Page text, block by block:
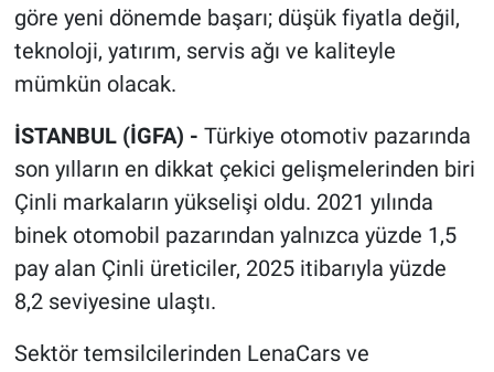
göre yeni dönemde başarı; düşük fiyatla değil,
teknoloji, yatırım, servis ağı ve kaliteyle
mümkün olacak.
İSTANBUL (İGFA) - Türkiye otomotiv pazarında
son yılların en dikkat çekici gelişmelerinden biri
Çinli markaların yükselişi oldu. 2021 yılında
binek otomobil pazarından yalnızca yüzde 1,5
pay alan Çinli üreticiler, 2025 itibarıyla yüzde
8,2 seviyesine ulaştı.
Sektör temsilcilerinden LenaCars ve